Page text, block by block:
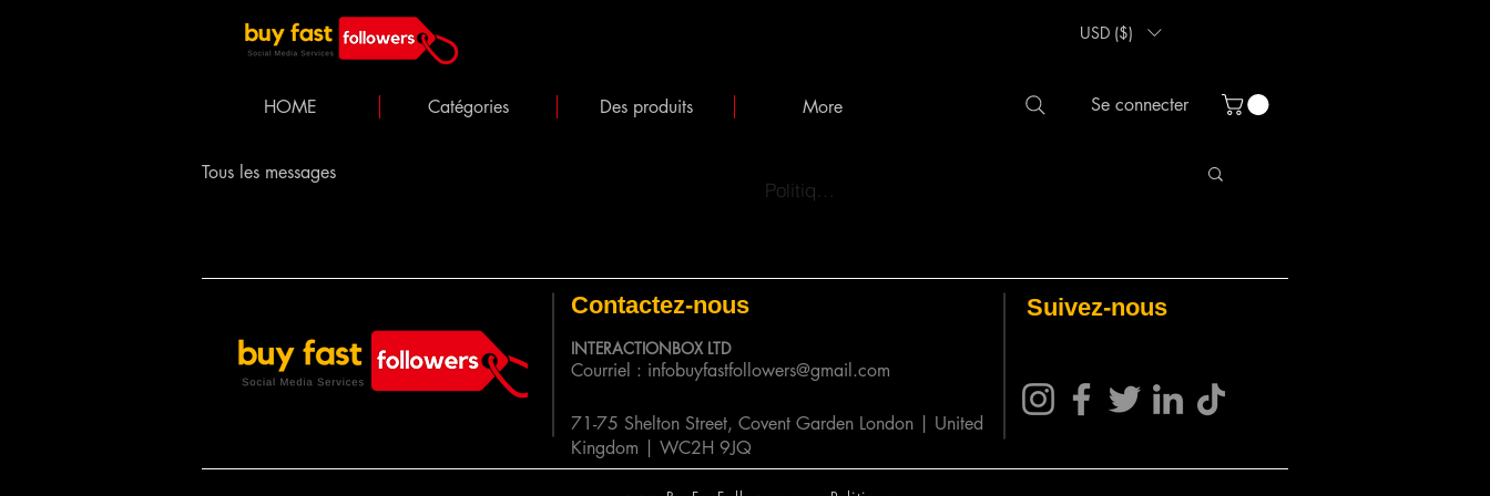
HOME Catégories Des produits More
USD ($)
Se connecter
Tous les messages
Courriel : infobuyfastfollowers@gmail.com
71-75 Shelton Street, Covent Garden London | United
Kingdom | WC2H 9JQ
Suivez-nous
Contactez-nous
INTERACTIONBOX LTD